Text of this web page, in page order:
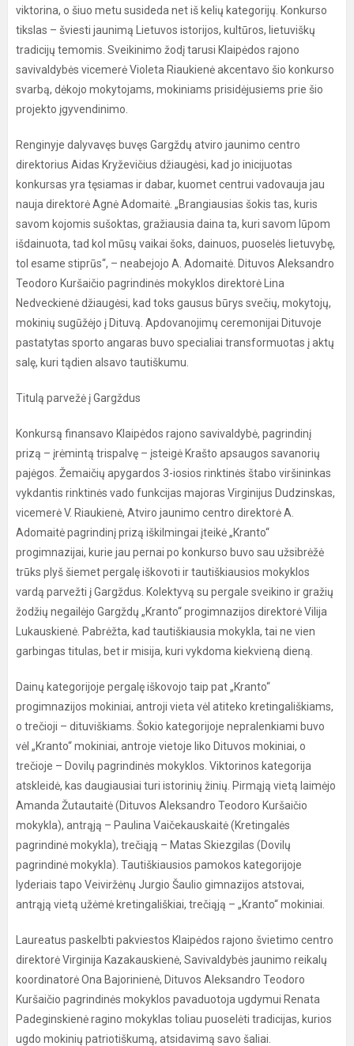
viktorina, o šiuo metu susideda net iš kelių kategorijų. Konkurso
tikslas – šviesti jaunimą Lietuvos istorijos, kultūros, lietuviškų
tradicijų temomis. Sveikinimo žodį tarusi Klaipėdos rajono
savivaldybės vicemerė Violeta Riaukienė akcentavo šio konkurso
svarbą, dėkojo mokytojams, mokiniams prisidėjusiems prie šio
projekto įgyvendinimo.
Renginyje dalyvavęs buvęs Gargždų atviro jaunimo centro
direktorius Aidas Kryževičius džiaugėsi, kad jo inicijuotas
konkursas yra tęsiamas ir dabar, kuomet centrui vadovauja jau
nauja direktorė Agnė Adomaitė. „Brangiausias šokis tas, kuris
savom kojomis sušoktas, gražiausia daina ta, kuri savom lūpom
išdainuota, tad kol mūsų vaikai šoks, dainuos, puoselės lietuvybę,
tol esame stiprūs“, – neabejojo A. Adomaitė. Dituvos Aleksandro
Teodoro Kuršaičio pagrindinės mokyklos direktorė Lina
Nedveckienė džiaugėsi, kad toks gausus būrys svečių, mokytojų,
mokinių sugūžėjo į Dituvą. Apdovanojimų ceremonijai Dituvoje
pastatytas sporto angaras buvo specialiai transformuotas į aktų
salę, kuri tądien alsavo tautiškumu.
Titulą parvežė į Gargždus
Konkursą finansavo Klaipėdos rajono savivaldybė, pagrindinį
prizą – įrėmintą trispalvę – įsteigė Krašto apsaugos savanorių
pajėgos. Žemaičių apygardos 3-iosios rinktinės štabo viršininkas
vykdantis rinktinės vado funkcijas majoras Virginijus Dudzinskas,
vicemerė V. Riaukienė, Atviro jaunimo centro direktorė A.
Adomaitė pagrindinį prizą iškilmingai įteikė „Kranto“
progimnazijai, kurie jau pernai po konkurso buvo sau užsibrėžė
trūks plyš šiemet pergalę iškovoti ir tautiškiausios mokyklos
vardą parvežti į Gargždus. Kolektyvą su pergale sveikino ir gražių
žodžių negailėjo Gargždų „Kranto“ progimnazijos direktorė Vilija
Lukauskienė. Pabrėžta, kad tautiškiausia mokykla, tai ne vien
garbingas titulas, bet ir misija, kuri vykdoma kiekvieną dieną.
Dainų kategorijoje pergalę iškovojo taip pat „Kranto“
progimnazijos mokiniai, antroji vieta vėl atiteko kretingališkiams,
o trečioji – dituviškiams. Šokio kategorijoje nepralenkiami buvo
vėl „Kranto“ mokiniai, antroje vietoje liko Dituvos mokiniai, o
trečioje – Dovilų pagrindinės mokyklos. Viktorinos kategorija
atskleidė, kas daugiausiai turi istorinių žinių. Pirmąją vietą laimėjo
Amanda Žutautaitė (Dituvos Aleksandro Teodoro Kuršaičio
mokykla), antrąją – Paulina Vaičekauskaitė (Kretingalės
pagrindinė mokykla), trečiąją – Matas Skiezgilas (Dovilų
pagrindinė mokykla). Tautiškiausios pamokos kategorijoje
lyderiais tapo Veiviržėnų Jurgio Šaulio gimnazijos atstovai,
antrąją vietą užėmė kretingališkiai, trečiąją – „Kranto“ mokiniai.
Laureatus paskelbti pakviestos Klaipėdos rajono švietimo centro
direktorė Virginija Kazakauskienė, Savivaldybės jaunimo reikalų
koordinatorė Ona Bajorinienė, Dituvos Aleksandro Teodoro
Kuršaičio pagrindinės mokyklos pavaduotoja ugdymui Renata
Padeginskienė ragino mokyklas toliau puoselėti tradicijas, kurios
ugdo mokinių patriotiškumą, atsidavimą savo šaliai.